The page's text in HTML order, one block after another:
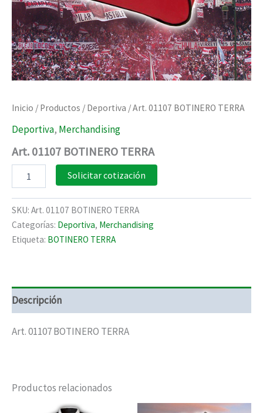
Inicio / Productos / Deportiva / Art. 01107 BOTINERO TERRA
Deportiva, Merchandising
Art. 01107 BOTINERO TERRA
01107
TERRA
cantidad
Solicitar cotización
SKU: Art. 01107 BOTINERO TERRA
Categorías: Deportiva, Merchandising
Etiqueta: BOTINERO TERRA
Descripción
Art. 01107 BOTINERO TERRA
Productos relacionados